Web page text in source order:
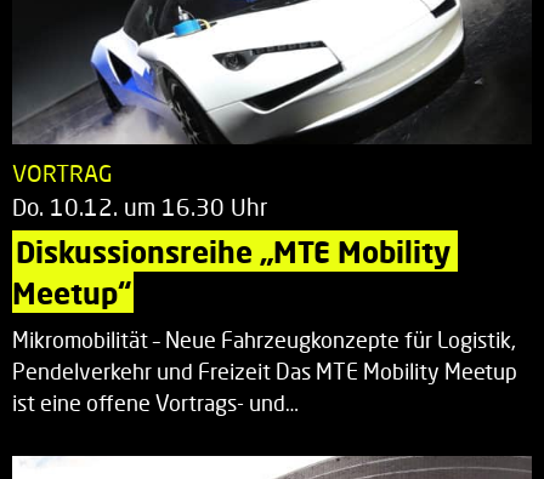
VORTRAG
Do. 10.12. um 16.30 Uhr
Diskussionsreihe „MTE Mobility
Meetup“
Mikromobilität – Neue Fahrzeugkonzepte für Logistik,
Pendelverkehr und Freizeit Das MTE Mobility Meetup
ist eine offene Vortrags- und…